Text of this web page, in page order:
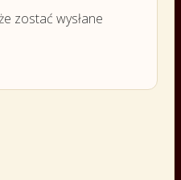
zostać wysłane